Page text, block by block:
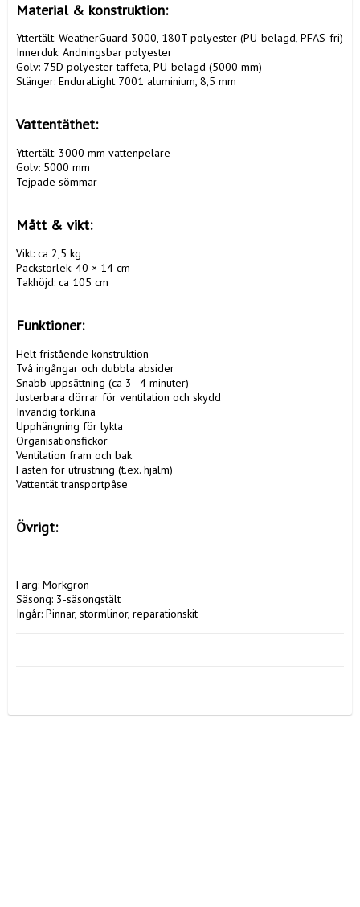
Material & konstruktion:
Yttertält: WeatherGuard 3000, 180T polyester (PU-belagd, PFAS-fri)
Innerduk: Andningsbar polyester
Golv: 75D polyester taffeta, PU-belagd (5000 mm)
Stänger: EnduraLight 7001 aluminium, 8,5 mm
Vattentäthet:
Yttertält: 3000 mm vattenpelare
Golv: 5000 mm
Tejpade sömmar
Mått & vikt:
Vikt: ca 2,5 kg
Packstorlek: 40 × 14 cm
Takhöjd: ca 105 cm
Funktioner:
Helt fristående konstruktion
Två ingångar och dubbla absider
Snabb uppsättning (ca 3–4 minuter)
Justerbara dörrar för ventilation och skydd
Invändig torklina
Upphängning för lykta
Organisationsfickor
Ventilation fram och bak
Fästen för utrustning (t.ex. hjälm)
Vattentät transportpåse
Övrigt:
Färg: Mörkgrön
Säsong: 3-säsongstält
Ingår: Pinnar, stormlinor, reparationskit